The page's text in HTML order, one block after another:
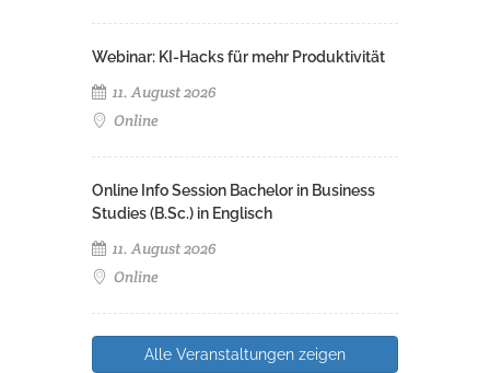
Webinar: KI-Hacks für mehr Produktivität
11. August 2026
Online
Online Info Session Bachelor in Business
Studies (B.Sc.) in Englisch
11. August 2026
Online
Alle Veranstaltungen zeigen